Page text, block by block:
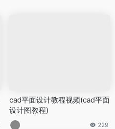
cad平面设计教程视频(cad平面
设计图教程)
229